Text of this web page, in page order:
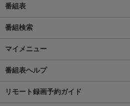
番組表
番組検索
マイメニュー
番組表ヘルプ
リモート録画予約ガイド